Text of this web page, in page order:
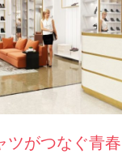
ツがつなぐ青